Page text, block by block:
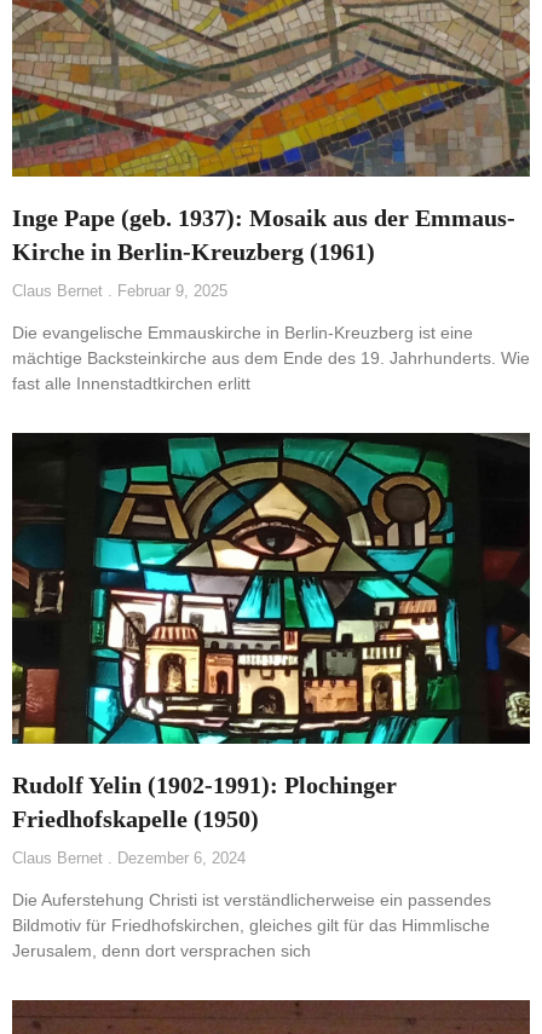
Inge Pape (geb. 1937): Mosaik aus der Emmaus-
Kirche in Berlin-Kreuzberg (1961)
Claus Bernet Februar 9, 2025
Die evangelische Emmauskirche in Berlin-Kreuzberg ist eine
mächtige Backsteinkirche aus dem Ende des 19. Jahrhunderts. Wie
fast alle Innenstadtkirchen erlitt
Rudolf Yelin (1902-1991): Plochinger
Friedhofskapelle (1950)
Claus Bernet Dezember 6, 2024
Die Auferstehung Christi ist verständlicherweise ein passendes
Bildmotiv für Friedhofskirchen, gleiches gilt für das Himmlische
Jerusalem, denn dort versprachen sich